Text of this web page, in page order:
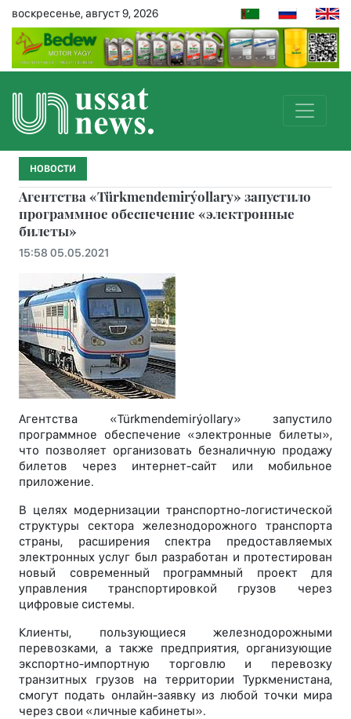
воскресенье, август 9, 2026
НОВОСТИ
Aгентства «Türkmendemirýollary» запустило
программное обеспечение «электронные
билеты»
15:58 05.05.2021
Aгентства «Türkmendemirýollary» запустило
программное обеспечение «электронные билеты»,
что позволяет организовать безналичную продажу
билетов через интернет-сайт или мобильное
приложение.
В целях модернизации транспортно-логистической
структуры сектора железнодорожного транспорта
страны, расширения спектра предоставляемых
электронных услуг был разработан и протестирован
новый современный программный проект для
управления транспортировкой грузов через
цифровые системы.
Клиенты, пользующиеся железнодорожными
перевозками, а также предприятия, организующие
экспортно-импортную торговлю и перевозку
транзитных грузов на территории Туркменистана,
смогут подать онлайн-заявку из любой точки мира
через свои «личные кабинеты».